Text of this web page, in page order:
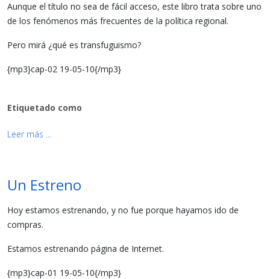
Aunque el título no sea de fácil acceso, este libro trata sobre uno
de los fenómenos más frecuentes de la política regional.
Pero mirá ¿qué es transfuguismo?
{mp3}cap-02 19-05-10{/mp3}
Etiquetado como
Leer más ...
Un Estreno
Hoy estamos estrenando, y no fue porque hayamos ido de
compras.
Estamos estrenando página de Internet.
{mp3}cap-01 19-05-10{/mp3}